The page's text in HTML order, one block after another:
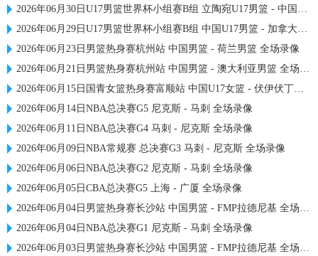
2026年06月30日U17男篮世界杯小组赛B组 立陶宛U17男篮 - 中国U17男篮 全场录像
2026年06月29日U17男篮世界杯小组赛B组 中国U17男篮 - 加拿大U17男篮 录像
2026年06月23日男篮热身赛杭州站 中国男篮 - 荷兰男篮 全场录像
2026年06月21日男篮热身赛杭州站 中国男篮 - 澳大利亚男篮 全场录像
2026年06月15日国青女篮热身赛富顺站 中国U17女篮 - 伏伊伏丁那女篮 全场录像
2026年06月14日NBA总决赛G5 尼克斯 - 马刺 全场录像
2026年06月11日NBA总决赛G4 马刺 - 尼克斯 全场录像
2026年06月09日NBA常规赛 总决赛G3 马刺 - 尼克斯 全场录像
2026年06月06日NBA总决赛G2 尼克斯 - 马刺 全场录像
2026年06月05日CBA总决赛G5 上海 - 广厦 全场录像
2026年06月04日男篮热身赛长沙站 中国男篮 - FMP拉德尼基 全场录像
2026年06月04日NBA总决赛G1 尼克斯 - 马刺 全场录像
2026年06月03日男篮热身赛长沙站 中国男篮 - FMP拉德尼基 全场录像